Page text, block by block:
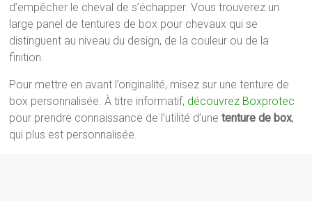
d’empêcher le cheval de s’échapper. Vous trouverez un
large panel de tentures de box pour chevaux qui se
distinguent au niveau du design, de la couleur ou de la
finition.
Pour mettre en avant l’originalité, misez sur une tenture de
box personnalisée. À titre informatif, découvrez Boxprotec
pour prendre connaissance de l’utilité d’unetenture de box,
qui plus est personnalisée.